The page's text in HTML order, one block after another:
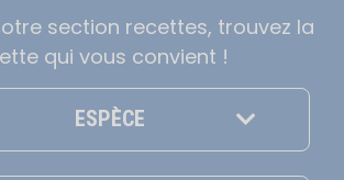
section recettes, trouvez la
qui vous convient !
ESPÈCE